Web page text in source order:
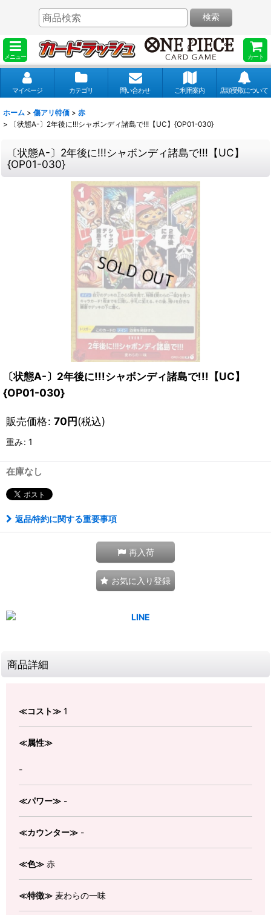
メニュー カート
検索
マイページ カテゴリ 問い合わせ ご利用案内 店頭受取について
ホーム > 傷アリ特価 > 赤
>
〔状態A-〕2年後に!!!シャボンディ諸島で!!!【UC】{OP01-030}
〔状態A-〕2年後に!!!シャボンディ諸島で!!!【UC】
{OP01-030}
〔状態A-〕2年後に!!!シャボンディ諸島で!!!【UC】
{OP01-030}
販売価格: 70円(税込)
重み: 1
在庫なし
返品特約に関する重要事項
再入荷
お気に入り登録
商品詳細
≪コスト≫ 1
≪属性≫
-
≪パワー≫ -
≪カウンター≫ -
≪色≫ 赤
≪特徴≫ 麦わらの一味